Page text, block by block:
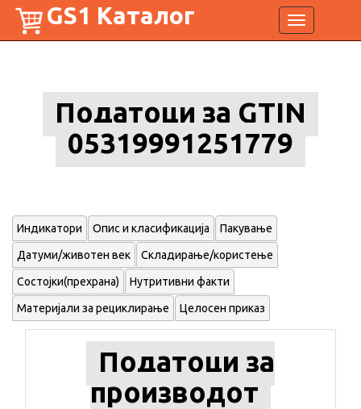
Toggle
navigation
GS1 Каталог
Податоци за GTIN
05319991251779
Индикатори Опис и класификација Пакување
Датуми/животен век Складирање/користење
Состојки(прехрана) Нутритивни факти
Материјали за рециклирање Целосен приказ
Податоци за
производот